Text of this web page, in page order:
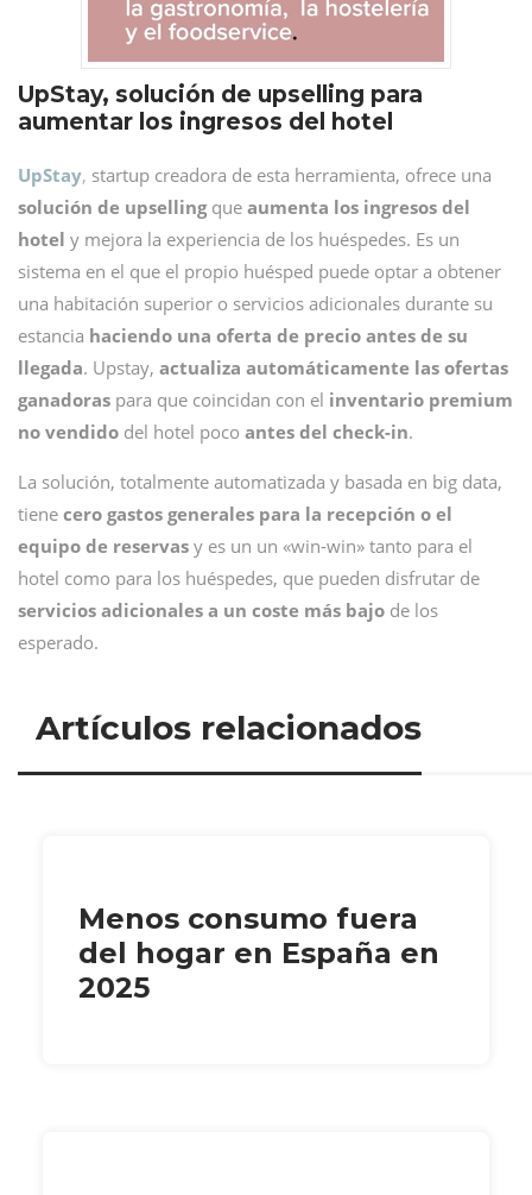
UpStay, solución de upselling para
aumentar los ingresos del hotel
UpStay, startup creadora de esta herramienta, ofrece una
solución de upselling que aumenta los ingresos del
hotel y mejora la experiencia de los huéspedes. Es un
sistema en el que el propio huésped puede optar a obtener
una habitación superior o servicios adicionales durante su
estancia haciendo una oferta de precio antes de su
llegada. Upstay, actualiza automáticamente las ofertas
ganadoras para que coincidan con el inventario premium
no vendido del hotel poco antes del check-in.
La solución, totalmente automatizada y basada en big data,
tiene cero gastos generales para la recepción o el
equipo de reservas y es un un «win-win» tanto para el
hotel como para los huéspedes, que pueden disfrutar de
servicios adicionales a un coste más bajo de los
esperado.
Artículos relacionados
Menos consumo fuera
del hogar en España en
2025